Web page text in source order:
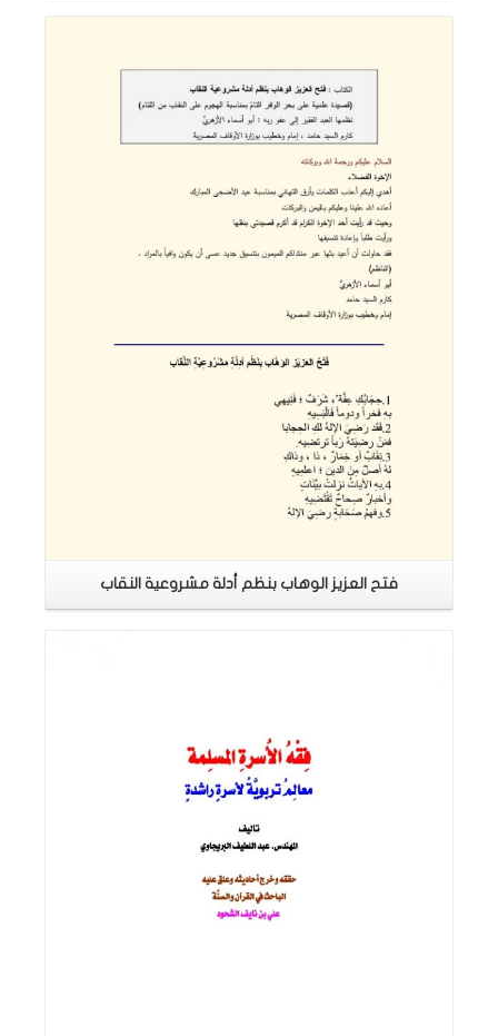
اقرأ المزيد
فتح العزيز الوهاب بنظم أدلة مشروعية النقاب